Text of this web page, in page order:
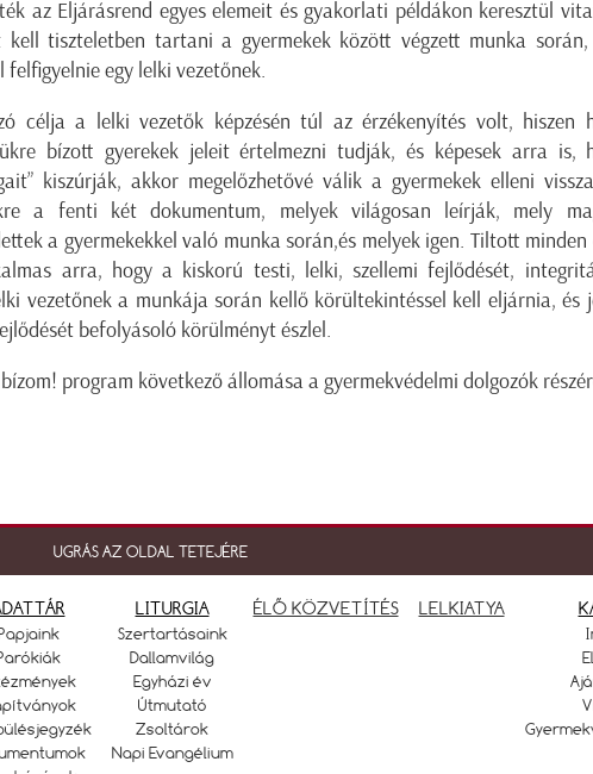
az Eljárásrend egyes elemeit és gyakorlati példákon keresztül
kell tiszteletben tartani a gyermekek között végzett munka
felfigyelnie egy lelki vezetőnek.
célja a lelki vezetők képzésén túl az érzékenyítés volt, hiszen
bízott gyerekek jeleit értelmezni tudják, és képesek arra is,
kiszúrják, akkor megelőzhetővé válik a gyermekek elleni
a fenti két dokumentum, melyek világosan leírják, mely
a gyermekekkel való munka során,és melyek igen. Tiltott
arra, hogy a kiskorú testi, lelki, szellemi fejlődését,
vezetőnek a munkája során kellő körültekintéssel kell eljárnia, és
befolyásoló körülményt észlel.
program következő állomása a gyermekvédelmi dolgozók
UGRÁS AZ OLDAL TETEJÉRE
LITURGIA
Szertartásaink
Dallamvilág
Egyházi év
Útmutató
Zsoltárok
Napi Evangélium
ÉLŐ KÖZVETÍTÉS LELKIATYA